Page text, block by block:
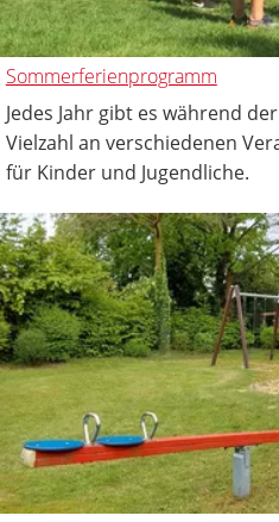
Sommerferienprogramm
Jedes Jahr gibt es während
Vielzahl an verschiedenen
für Kinder und Jugendliche.